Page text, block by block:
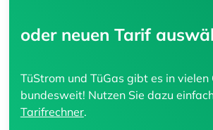
oder neuen Tarif
TüStrom und TüGas gibt es in vielen
bundesweit! Nutzen Sie dazu
Tarifrechner.